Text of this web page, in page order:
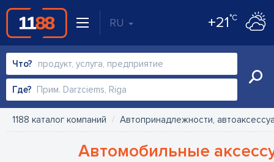
RU +21°C
Что?
Где?
1188 каталог компаний Автопринадлежности,
Автомобильные